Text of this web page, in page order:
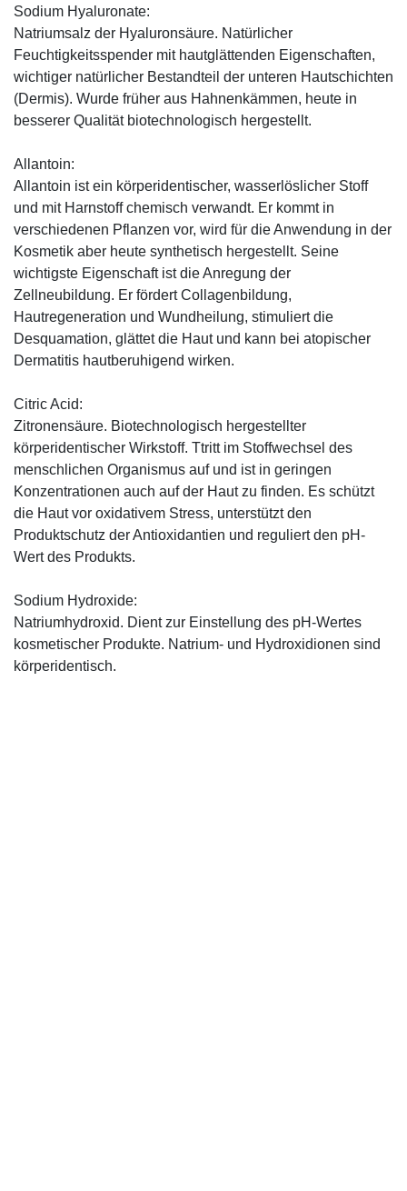
Sodium Hyaluronate:
Natriumsalz der Hyaluronsäure. Natürlicher
Feuchtigkeitsspender mit hautglättenden Eigenschaften,
wichtiger natürlicher Bestandteil der unteren Hautschichten
(Dermis). Wurde früher aus Hahnenkämmen, heute in
besserer Qualität biotechnologisch hergestellt.
Allantoin:
Allantoin ist ein körperidentischer, wasserlöslicher Stoff
und mit Harnstoff chemisch verwandt. Er kommt in
verschiedenen Pflanzen vor, wird für die Anwendung in der
Kosmetik aber heute synthetisch hergestellt. Seine
wichtigste Eigenschaft ist die Anregung der
Zellneubildung. Er fördert Collagenbildung,
Hautregeneration und Wundheilung, stimuliert die
Desquamation, glättet die Haut und kann bei atopischer
Dermatitis hautberuhigend wirken.
Citric Acid:
Zitronensäure. Biotechnologisch hergestellter
körperidentischer Wirkstoff. Ttritt im Stoffwechsel des
menschlichen Organismus auf und ist in geringen
Konzentrationen auch auf der Haut zu finden. Es schützt
die Haut vor oxidativem Stress, unterstützt den
Produktschutz der Antioxidantien und reguliert den pH-
Wert des Produkts.
Sodium Hydroxide:
Natriumhydroxid. Dient zur Einstellung des pH-Wertes
kosmetischer Produkte. Natrium- und Hydroxidionen sind
körperidentisch.